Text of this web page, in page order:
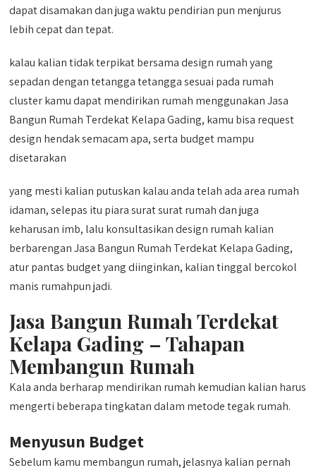
dapat disamakan dan juga waktu pendirian pun menjurus
lebih cepat dan tepat.
kalau kalian tidak terpikat bersama design rumah yang
sepadan dengan tetangga tetangga sesuai pada rumah
cluster kamu dapat mendirikan rumah menggunakan Jasa
Bangun Rumah Terdekat Kelapa Gading, kamu bisa request
design hendak semacam apa, serta budget mampu
disetarakan
yang mesti kalian putuskan kalau anda telah ada area rumah
idaman, selepas itu piara surat surat rumah dan juga
keharusan imb, lalu konsultasikan design rumah kalian
berbarengan Jasa Bangun Rumah Terdekat Kelapa Gading,
atur pantas budget yang diinginkan, kalian tinggal bercokol
manis rumahpun jadi.
Jasa Bangun Rumah Terdekat
Kelapa Gading – Tahapan
Membangun Rumah
Kala anda berharap mendirikan rumah kemudian kalian harus
mengerti beberapa tingkatan dalam metode tegak rumah.
Menyusun Budget
Sebelum kamu membangun rumah, jelasnya kalian pernah